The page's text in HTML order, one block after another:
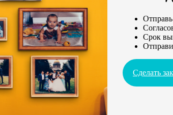
Отправь
Срок
Сделать